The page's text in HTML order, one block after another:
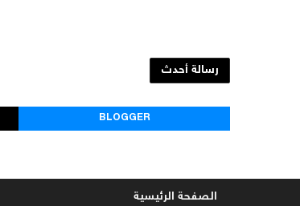
رسالة أحدث
BLOGGER
الصفحة الرئيسية